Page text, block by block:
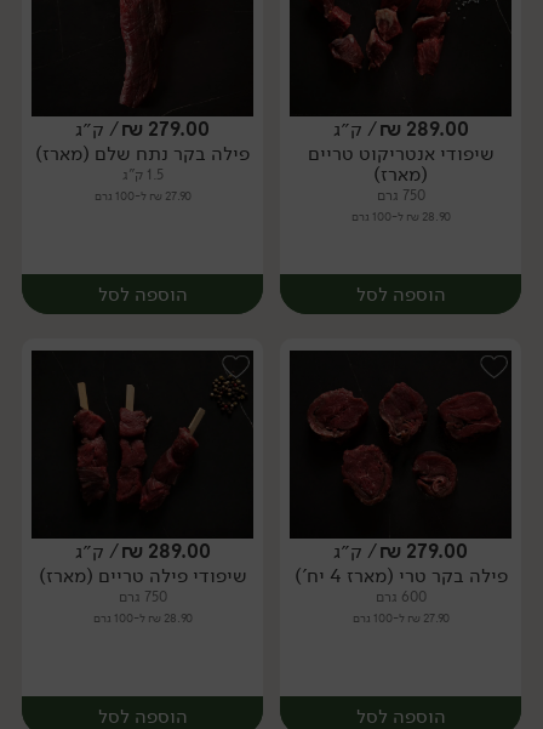
מארז מארז
289.00
₪/ ק״ג
שיפודי אנטריקוט טריים
(מארז)
750 גרם
28.90 ₪ ל-100 גרם
הוספה לסל
מארז
279.00
₪/ ק״ג
פילה בקר נתח שלם (מארז)
1.5 ק"ג
27.90 ₪ ל-100 גרם
הוספה לסל
מארז
279.00
₪/ ק״ג
פילה בקר טרי (מארז 4 יח')
600 גרם
27.90 ₪ ל-100 גרם
הוספה לסל
289.00
₪/ ק״ג
שיפודי פילה טריים (מארז)
750 גרם
28.90 ₪ ל-100 גרם
הוספה לסל